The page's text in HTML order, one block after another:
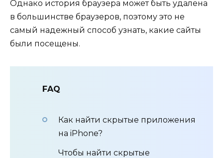
Однако история браузера может быть удалена
в большинстве браузеров, поэтому это не
самый надежный способ узнать, какие сайты
были посещены.
FAQ
Как найти скрытые приложения
на iPhone?
Чтобы найти скрытые